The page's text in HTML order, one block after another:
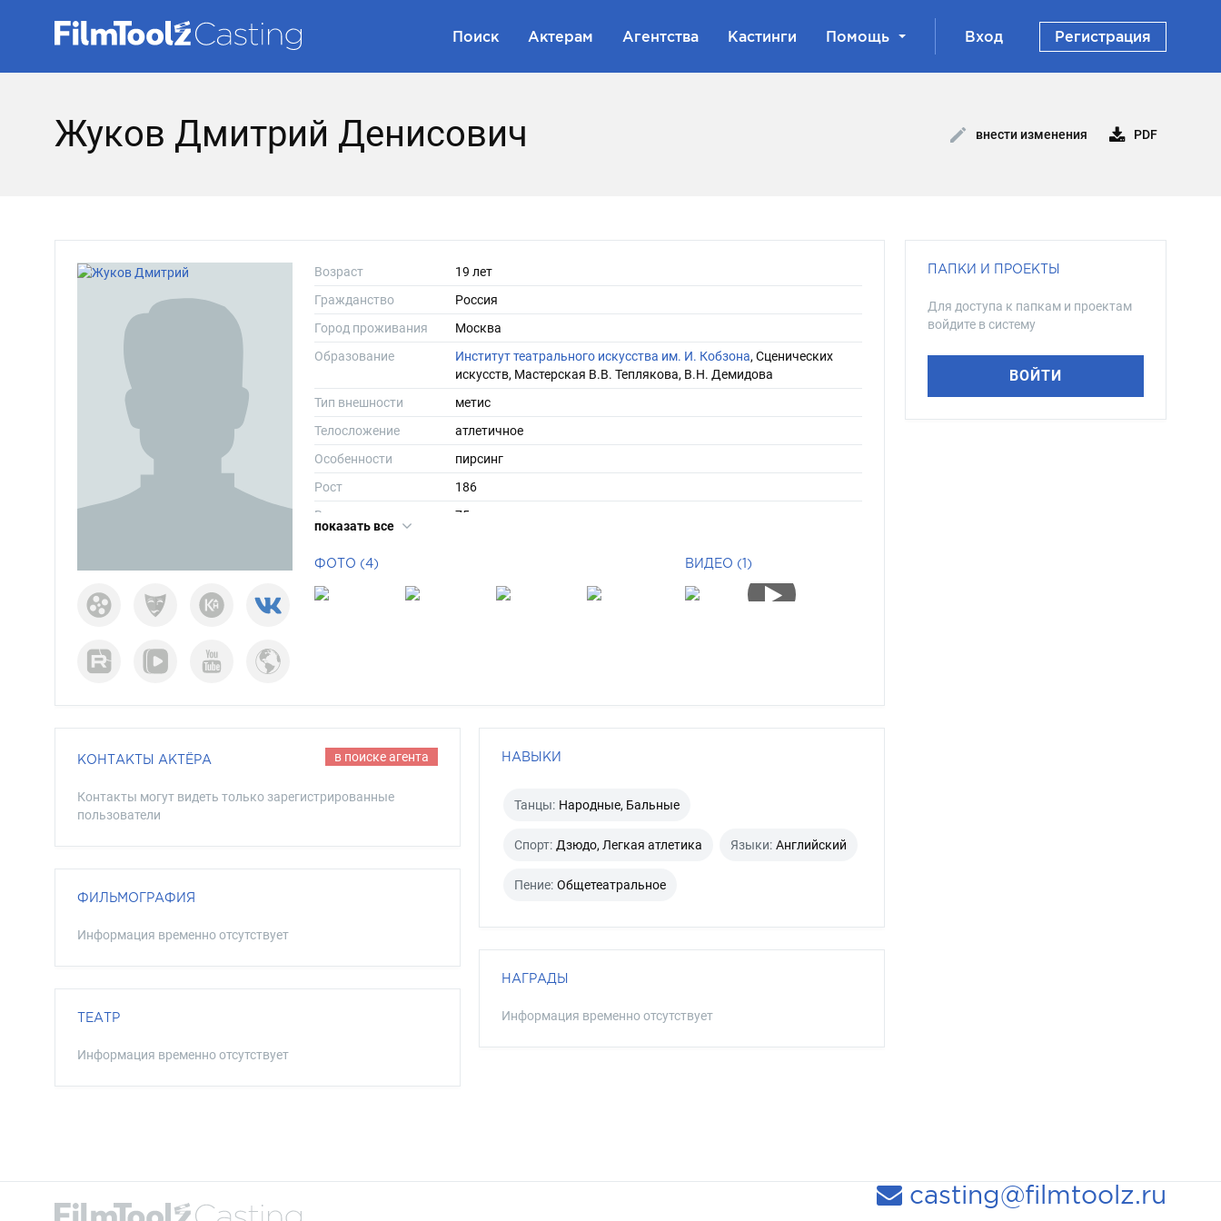
Поиск Актерам Агентства Кастинги Помощь Вход Регистрация
Жуков Дмитрий Денисович внести изменения PDF
Возраст
19 лет
Гражданство
Россия
Город проживания
Москва
Образование
Институт театрального искусства им. И. Кобзона, Сценических
искусств, Мастерская В.В. Теплякова, В.Н. Демидова
Тип внешности
метис
Телосложение
атлетичное
Особенности
пирсинг
Рост
186
Вес
75
Размер обуви
Длина волос
средние
показать все
ФОТО (4) ВИДЕО (1)
КОНТАКТЫ АКТЁРА в поиске агента
Контакты могут видеть только зарегистрированные
пользователи
ФИЛЬМОГРАФИЯ
Информация временно отсутствует
ТЕАТР
Информация временно отсутствует
НАВЫКИ
Танцы: Народные, Бальные
Спорт: Дзюдо, Легкая атлетика Языки: Английский
Пение: Общетеатральное
НАГРАДЫ
Информация временно отсутствует
ПАПКИ И ПРОЕКТЫ
Для доступа к папкам и проектам
войдите в систему
ВОЙТИ
casting@filmtoolz.ru